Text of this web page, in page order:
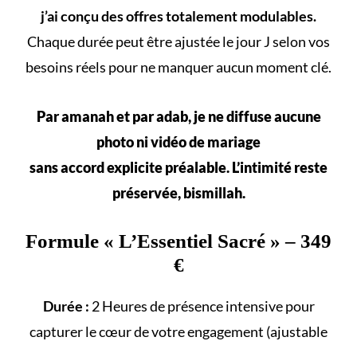
j’ai conçu des offres totalement modulables.
Chaque durée peut être ajustée le jour J selon vos
besoins réels pour ne manquer aucun moment clé.
Par amanah et par adab, je ne diffuse aucune
photo ni vidéo de mariage
sans accord explicite préalable. L’intimité reste
préservée, bismillah.
Formule « L’Essentiel Sacré » – 349
€
Durée : 2 Heures de présence intensive pour
capturer le cœur de votre engagement (ajustable